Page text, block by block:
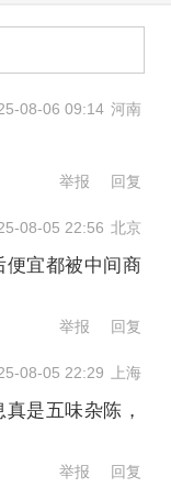
上市阶段
国家医保药
创新药医保
基于市场竞
后将专利到
范围，并持
密”，通常是
保密。市场
格。
08-06 09:14 河南
举报 回复
08-05 22:56 北京
便宜都被中间商
举报 回复
08-05 22:29 上海
是五味杂陈，
举报 回复